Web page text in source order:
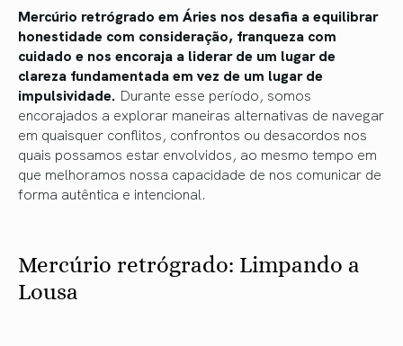
Mercúrio retrógrado em Áries nos desafia a equilibrar
honestidade com consideração, franqueza com
cuidado e nos encoraja a liderar de um lugar de
clareza fundamentada em vez de um lugar de
impulsividade. Durante esse período, somos
encorajados a explorar maneiras alternativas de navegar
em quaisquer conflitos, confrontos ou desacordos nos
quais possamos estar envolvidos, ao mesmo tempo em
que melhoramos nossa capacidade de nos comunicar de
forma autêntica e intencional.
Mercúrio retrógrado: Limpando a
Lousa